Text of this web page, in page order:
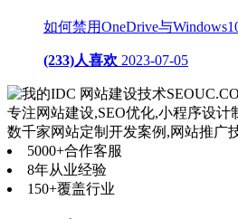
如何禁用OneDrive与
(233)人喜欢 2023-07-05
网站建设技术
专注网站建设,SEO优化,小程序设计
数千家网站定制开发案例,网站推广
5000+合作客服
8年从业经验
150+覆盖行业